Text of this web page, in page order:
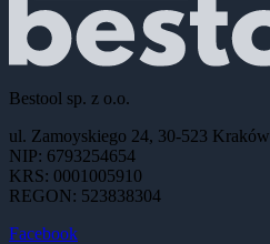
Bestool sp. z o.o.
ul. Zamoyskiego 24, 30-523 Kraków
NIP: 6793254654
KRS: 0001005910
REGON: 523838304
Facebook